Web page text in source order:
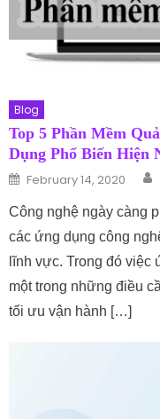
Blog
Top 5 Phần Mềm
Dụng Phổ Biến Hiện
Posted on
February 14, 2020
Công nghệ ngày càng
các ứng dụng công
lĩnh vực. Trong đó việc
một trong những điều
tối ưu vận hành […]